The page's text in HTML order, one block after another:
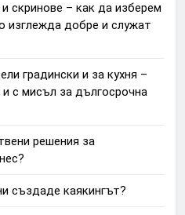
скринове – как да изберем
изглежда добре и служат
градински и за кухня –
с мисъл за дългосрочна
решения за
създаде каякингът?